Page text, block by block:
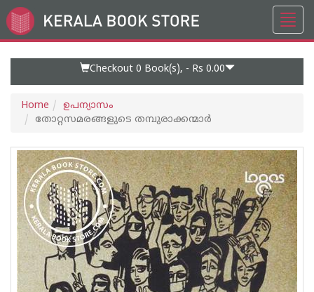
Go
to
Checkout 0 Book(s), - Rs 0.00
Home
ഉപന്യാസം
തോറ്റസമരങ്ങളുടെ തമ്പുരാക്കന്മാര്‍